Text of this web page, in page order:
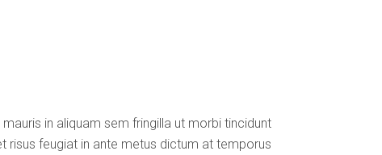
in aliquam sem fringilla ut morbi tincidunt
risus feugiat in ante metus dictum at temporus